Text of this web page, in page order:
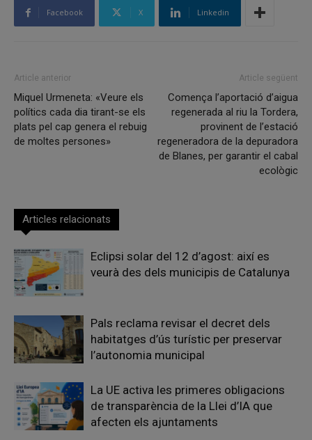
Facebook X Linkedin
Article anterior
Miquel Urmeneta: «Veure els
polítics cada dia tirant-se els
plats pel cap genera el rebuig
de moltes persones»
Article següent
Comença l’aportació d’aigua
regenerada al riu la Tordera,
provinent de l’estació
regeneradora de la depuradora
de Blanes, per garantir el cabal
ecològic
Articles relacionats
Eclipsi solar del 12 d’agost: així es
veurà des dels municipis de Catalunya
Pals reclama revisar el decret dels
habitatges d’ús turístic per preservar
l’autonomia municipal
La UE activa les primeres obligacions
de transparència de la Llei d’IA que
afecten els ajuntaments